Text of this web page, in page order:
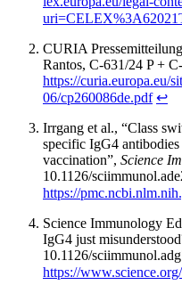
CURIA
Rantos, C-631/24 P +
https://curia.europa.eu/
06/cp260086de.pdf ↩︎
Irrgang et al., “Class
specific IgG4
vaccination”, Science
10.1126/
https://
Science Immunology
IgG4 just
10.1126/
https://